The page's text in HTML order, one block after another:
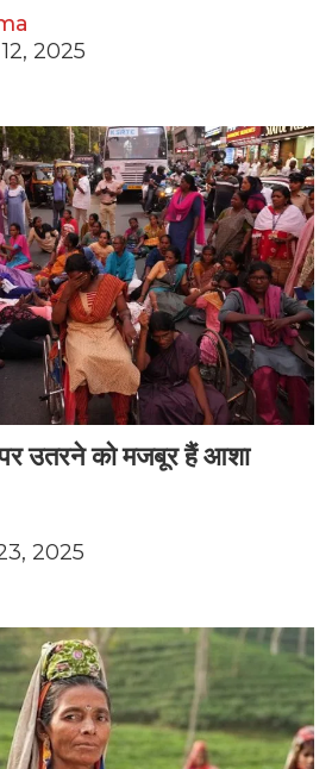
2025
पर उतरने को मजबूर हैं आशा
2025